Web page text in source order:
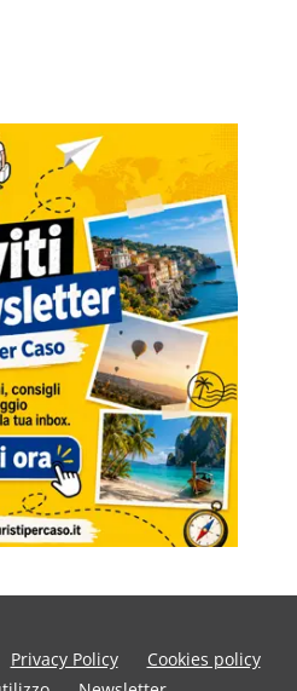
Privacy Policy
Cookies policy